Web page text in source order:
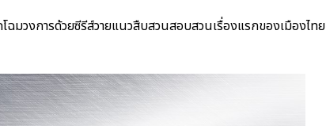
ฉมวงการด้วยซีรีส์วายแนวสืบสวนสอบสวนเรื่องแรกของเมืองไทย